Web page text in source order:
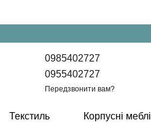
0985402727
0955402727
Передзвонити вам?
Текстиль Корпусні меблі